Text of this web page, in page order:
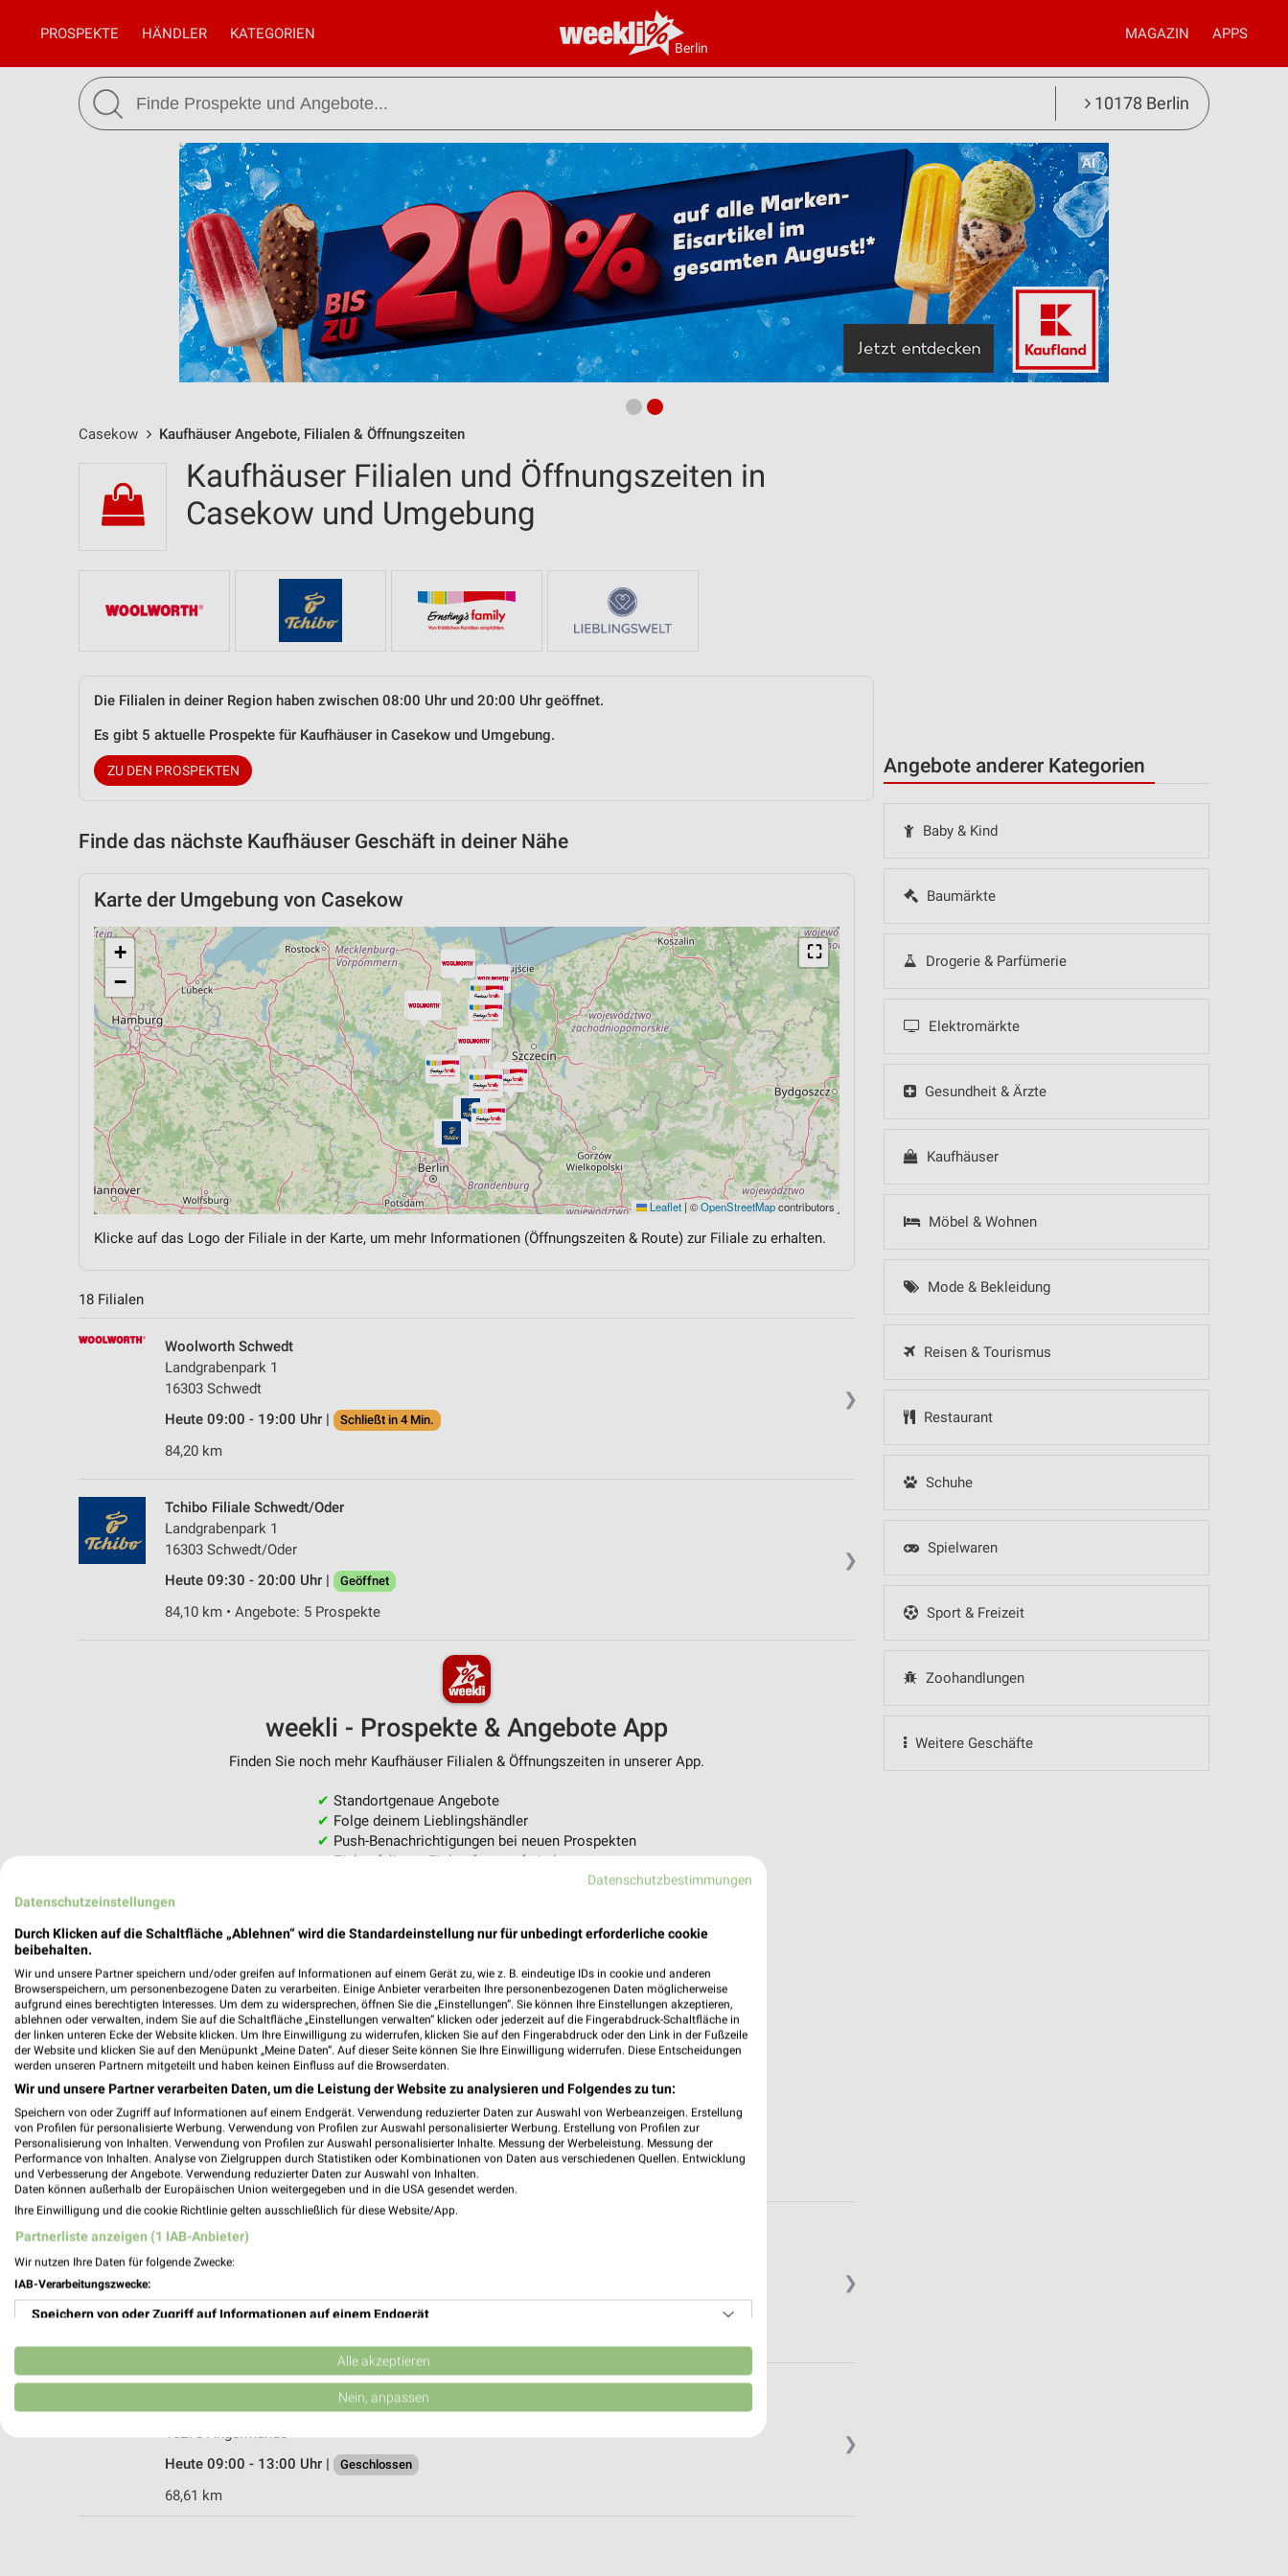
Berlin
PROSPEKTE HÄNDLER KATEGORIEN MAGAZIN APPS
10178 Berlin
Casekow Kaufhäuser Angebote, Filialen & Öffnungszeiten
Angebote anderer Kategorien
Baby & Kind
Baumärkte
Drogerie & Parfümerie
Elektromärkte
Gesundheit & Ärzte
Kaufhäuser
Möbel & Wohnen
Mode & Bekleidung
Reisen & Tourismus
Restaurant
Schuhe
Spielwaren
Sport & Freizeit
Zoohandlungen
Weitere Geschäfte
Kaufhäuser Filialen und Öffnungszeiten in
Casekow und Umgebung
Die Filialen in deiner Region haben zwischen 08:00 Uhr und 20:00 Uhr geöffnet.
Es gibt 5 aktuelle Prospekte für Kaufhäuser in Casekow und Umgebung.
ZU DEN PROSPEKTEN
Finde das nächste Kaufhäuser Geschäft in deiner Nähe
Karte der Umgebung von Casekow
⛶
+
−
Leaflet | ©OpenStreetMapcontributors
Klicke auf das Logo der Filiale in der Karte, um mehr Informationen (Öffnungszeiten & Route) zur Filiale zu erhalten.
18 Filialen
❯
Woolworth Schwedt
Landgrabenpark 1
16303 Schwedt
Heute 09:00 - 19:00 Uhr |
Schließt in 4 Min.
84,20 km
❯
Tchibo Filiale Schwedt/Oder
Landgrabenpark 1
16303 Schwedt/Oder
Heute 09:30 - 20:00 Uhr |
Geöffnet
84,10 km • Angebote: 5 Prospekte
weekli - Prospekte & Angebote App
Finden Sie noch mehr Kaufhäuser Filialen & Öffnungszeiten in unserer App.
✔ Standortgenaue Angebote
✔ Folge deinem Lieblingshändler
✔ Push-Benachrichtigungen bei neuen Prospekten
✔Einkaufsliste - Einkauf stressfrei planen
❯
Ernsting's family Schwedt Oder
16303 Schwedt Oder
Heute 09:00 - 16:00 Uhr | Geschlossen
❯
Ernsting's family Angermünde
Prenzlauer Straße 41
16278 Angermünde
Heute 09:00 - 13:00 Uhr |
Geschlossen
68,61 km
Datenschutzbestimmungen
Datenschutzeinstellungen
Durch Klicken auf die Schaltfläche „Ablehnen“ wird die Standardeinstellung nur für unbedingt erforderliche cookie
beibehalten.
Wir und unsere Partner speichern und/oder greifen auf Informationen auf einem Gerät zu, wie z. B. eindeutige IDs in cookie und anderen
Browserspeichern, um personenbezogene Daten zu verarbeiten. Einige Anbieter verarbeiten Ihre personenbezogenen Daten möglicherweise
aufgrund eines berechtigten Interesses. Um dem zu widersprechen, öffnen Sie die „Einstellungen“. Sie können Ihre Einstellungen akzeptieren,
ablehnen oder verwalten, indem Sie auf die Schaltfläche „Einstellungen verwalten“ klicken oder jederzeit auf die Fingerabdruck-Schaltfläche in
der linken unteren Ecke der Website klicken. Um Ihre Einwilligung zu widerrufen, klicken Sie auf den Fingerabdruck oder den Link in der Fußzeile
der Website und klicken Sie auf den Menüpunkt „Meine Daten“. Auf dieser Seite können Sie Ihre Einwilligung widerrufen. Diese Entscheidungen
werden unseren Partnern mitgeteilt und haben keinen Einfluss auf die Browserdaten.
Wir und unsere Partner verarbeiten Daten, um die Leistung der Website zu analysieren und Folgendes zu tun:
Speichern von oder Zugriff auf Informationen auf einem Endgerät. Verwendung reduzierter Daten zur Auswahl von Werbeanzeigen. Erstellung
von Profilen für personalisierte Werbung. Verwendung von Profilen zur Auswahl personalisierter Werbung. Erstellung von Profilen zur
Personalisierung von Inhalten. Verwendung von Profilen zur Auswahl personalisierter Inhalte. Messung der Werbeleistung. Messung der
Performance von Inhalten. Analyse von Zielgruppen durch Statistiken oder Kombinationen von Daten aus verschiedenen Quellen. Entwicklung
und Verbesserung der Angebote. Verwendung reduzierter Daten zur Auswahl von Inhalten.
Daten können außerhalb der Europäischen Union weitergegeben und in die USA gesendet werden.
Ihre Einwilligung und die cookie Richtlinie gelten ausschließlich für diese Website/App.
Partnerliste anzeigen (1 IAB-Anbieter)
Wir nutzen Ihre Daten für folgende Zwecke:
IAB-Verarbeitungszwecke:
Speichern von oder Zugriff auf Informationen auf einem Endgerät
Verwendung reduzierter Daten zur Auswahl von Werbeanzeigen
Erstellung von Profilen für personalisierte Werbung
Erstellung von Profilen zur Personalisierung von Inhalten
Alle akzeptieren
Nein, anpassen